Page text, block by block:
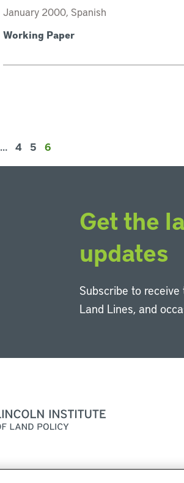
January 2000, Spanish
Working Paper
… 4 5 6
Get the
updates
Subscribe to
Land Lines, and